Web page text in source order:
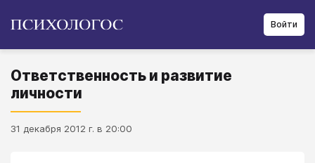
Войти
Ответственность и развитие
личности
31 декабря 2012 г. в 20:00